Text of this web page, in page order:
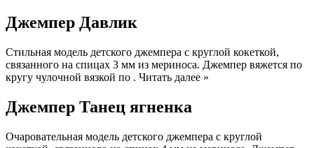
Джемпер Давлик
Стильная модель детского джемпера с круглой кокеткой,
связанного на спицах 3 мм из мериноса. Джемпер вяжется по
кругу чулочной вязкой по . Читать далее »
Джемпер Танец ягненка
Очаровательная модель детского джемпера с круглой